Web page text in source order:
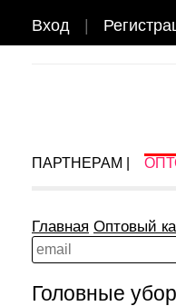
Вход
ПАРТНЕРАМ |
Главная Оптовый
Головные